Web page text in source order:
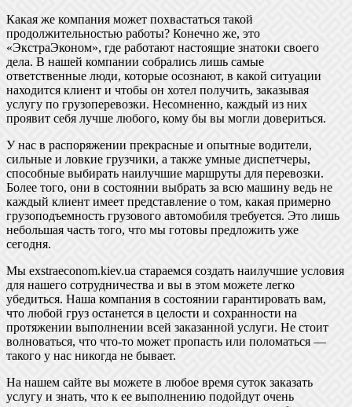
Какая же компания может похвастаться такой
продолжительностью работы? Конечно же, это
«ЭкстраЭконом», где работают настоящие знатоки своего
дела. В нашей компании собрались лишь самые
ответственные люди, которые осознают, в какой ситуации
находится клиент и чтобы он хотел получить, заказывая
услугу по грузоперевозки. Несомненно, каждый из них
проявит себя лучше любого, кому бы вы могли довериться.
У нас в распоряжении прекрасные и опытные водители,
сильные и ловкие грузчики, а также умные диспетчеры,
способные выбирать наилучшие маршруты для перевозки.
Более того, они в состоянии выбрать за всю машину ведь не
каждый клиент имеет представление о том, какая примерно
грузоподъемность грузового автомобиля требуется. Это лишь
небольшая часть того, что мы готовы предложить уже
сегодня.
Мы exstraeconom.kiev.ua стараемся создать наилучшие условия
для нашего сотрудничества и вы в этом можете легко
убедиться. Наша компания в состоянии гарантировать вам,
что любой груз останется в целости и сохранности на
протяжении выполнении всей заказанной услуги. Не стоит
волноваться, что что-то может пропасть или поломаться —
такого у нас никогда не бывает.
На нашем сайте вы можете в любое время суток заказать
услугу и знать, что к ее выполнению подойдут очень